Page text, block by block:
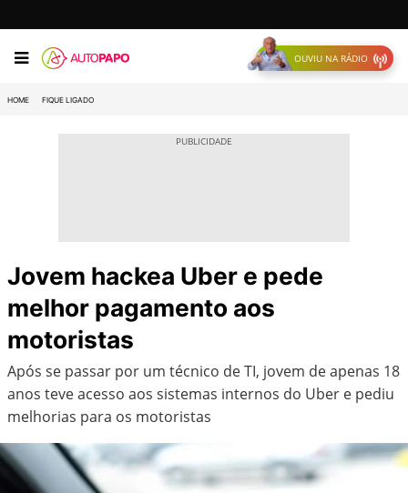
OUVIU NA RÁDIO
HOME FIQUE LIGADO
Jovem hackea Uber e pede
melhor pagamento aos
motoristas
Após se passar por um técnico de TI, jovem de apenas 18
anos teve acesso aos sistemas internos do Uber e pediu
melhorias para os motoristas